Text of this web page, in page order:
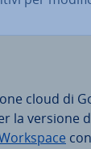
cloud di
la versione